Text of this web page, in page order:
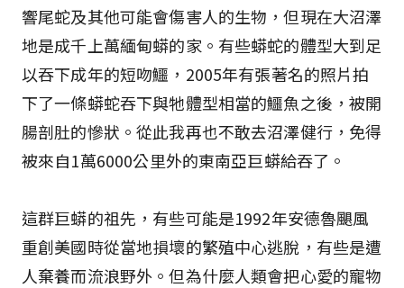
響尾蛇及其他可能會傷害人的生物，但現在大沼澤
地是成千上萬緬甸蟒的家。有些蟒蛇的體型大到足
以吞下成年的短吻鱷，2005年有張著名的照片拍
下了一條蟒蛇吞下與牠體型相當的鱷魚之後，被開
腸剖肚的慘狀。從此我再也不敢去沼澤健行，免得
被來自1萬6000公里外的東南亞巨蟒給吞了。
這群巨蟒的祖先，有些可能是1992年安德魯颶風
重創美國時從當地損壞的繁殖中心逃脫，有些是遭
人棄養而流浪野外。但為什麼人類會把心愛的寵物